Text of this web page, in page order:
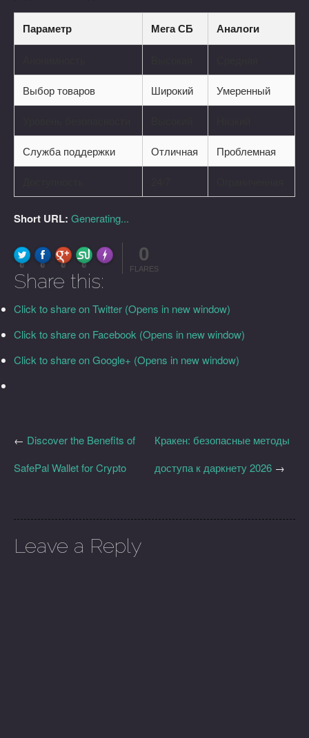
Параметр Мега СБ Аналоги
Выбор товаров Широкий Умеренный
Служба поддержки Отличная Проблемная
Short URL: Generating...
0 0 0 0
Made with FLARE
0
FLARES
Share this:
Click to share on Twitter (Opens in new window)
Click to share on Facebook (Opens in new window)
Click to share on Google+ (Opens in new window)
Кракен: безопасные методы
доступа к даркнету 2026 →
← Discover the Benefits of
SafePal Wallet for Crypto
Leave a Reply